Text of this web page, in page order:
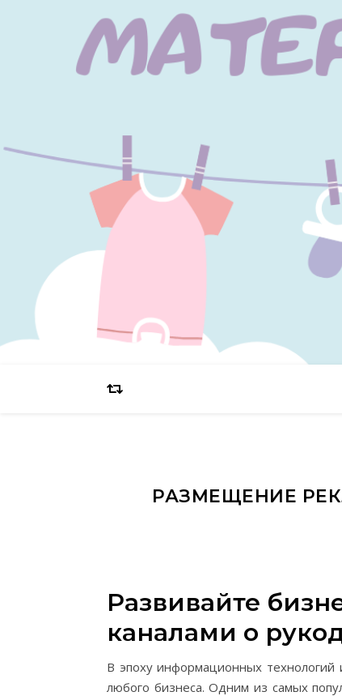
РАЗМЕЩЕНИЕ
Развивайте
каналами о
В эпоху информационных технологий
любого бизнеса. Одним из самых